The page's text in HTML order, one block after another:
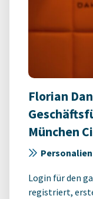
Florian
München
Personalien
Login für den
registriert,